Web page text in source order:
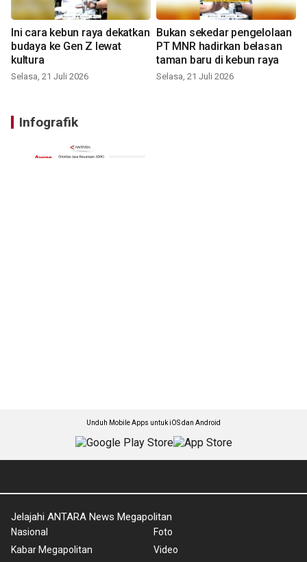
Ini cara kebun raya dekatkan
budaya ke Gen Z lewat
kultura
Selasa, 21 Juli 2026
Bukan sekedar pengelolaan
PT MNR hadirkan belasan
taman baru di kebun raya
Selasa, 21 Juli 2026
Infografik
Unduh Mobile Apps untuk iOS dan Android
Jelajahi ANTARA News Megapolitan
Nasional
Kabar Megapolitan
Foto
Video